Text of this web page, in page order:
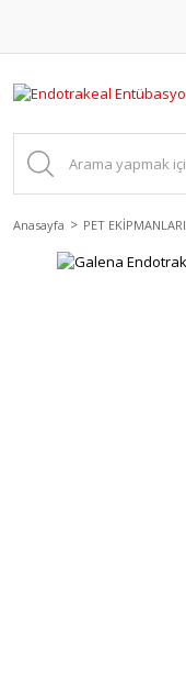
Anasayfa PET EKİPMANLARI